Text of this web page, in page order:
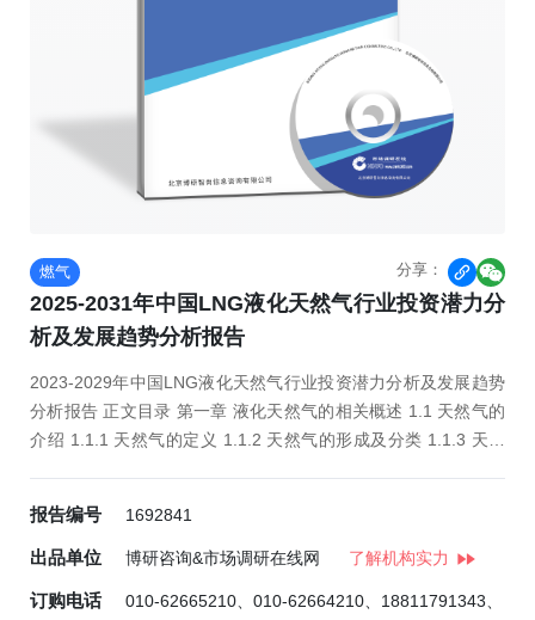
燃气 分享：  
2025-2031年中国LNG液化天然气行业投资潜力分
析及发展趋势分析报告
2023-2029年中国LNG液化天然气行业投资潜力分析及发展趋势
分析报告 正文目录 第一章 液化天然气的相关概述 1.1 天然气的
介绍 1.1.1 天然气的定义 1.1.2 天然气的形成及分类 1.1.3 天然
报告编号 1692841
出品单位 博研咨询&市场调研在线网 了解机构实力
订购电话 010-62665210、010-62664210、18811791343、